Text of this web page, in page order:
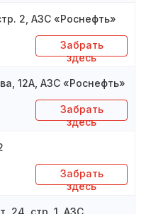
2, АЗС «Роснефть»
Забрать
здесь
12А, АЗС «Роснефть»
Забрать
здесь
Забрать
здесь
24, стр. 1, АЗС